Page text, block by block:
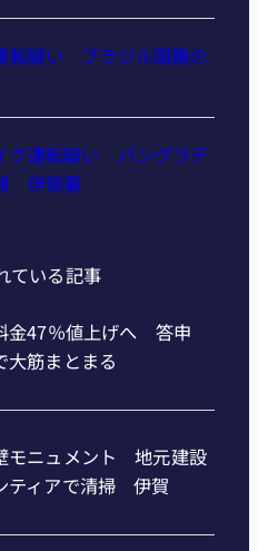
転疑い ブラジル国籍の
ク運転疑い バングラデ
伊賀署
ている記事